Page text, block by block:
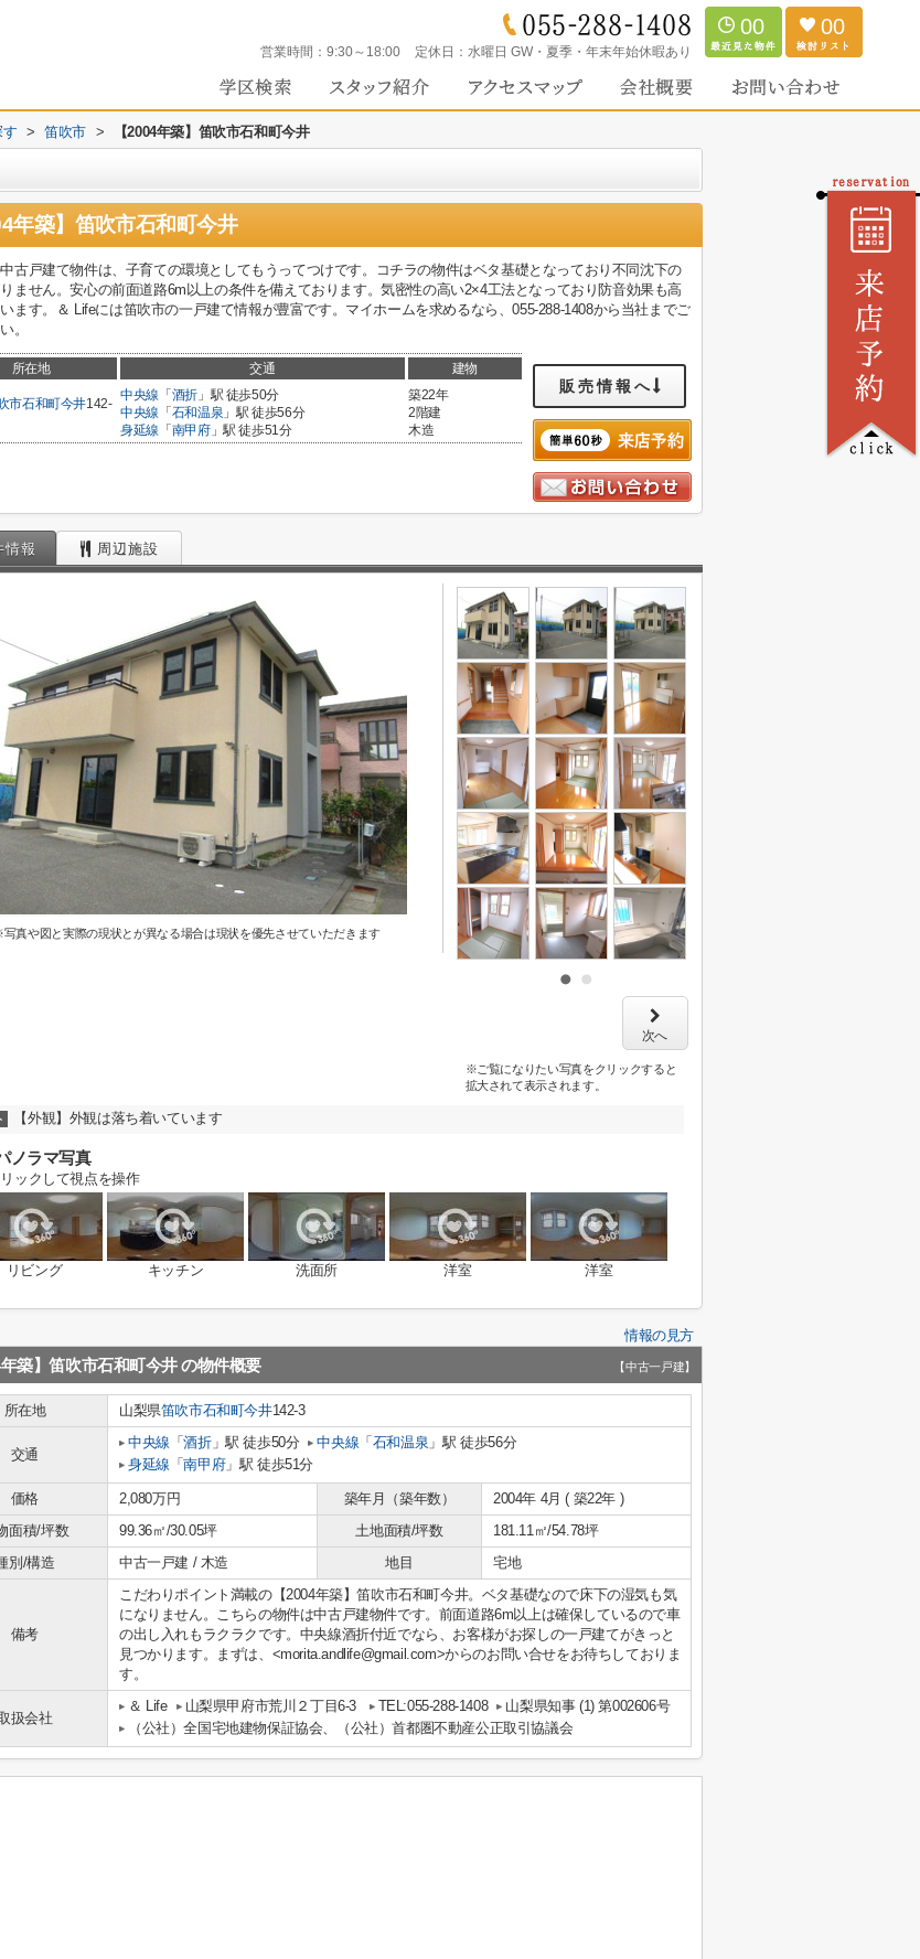
営業時間： 9:30～18:00 定休日： 水曜日 GW・夏季・年末年始休暇あり
00 00
す > 笛吹市 > 【2004年築】笛吹市石和町今井
年築】笛吹市石和町今井
古戸建て物件は、子育ての環境としてもうってつけです。コチラの物件はベタ基礎となっており不同沈下の
ません。安心の前面道路6m以上の条件を備えております。気密性の高い2×4工法となっており防音効果も高
ます。＆ Lifeには笛吹市の一戸建て情報が豊富です。マイホームを求めるなら、055-288-1408から当社までご
。
所在地 交通 建物
市石和町今井142-
中央線 「 酒折」駅 徒歩50分
中央線 「 石和温泉 」駅 徒歩56分
身延線 「 南甲府」駅 徒歩51分
築22年
2階建
木造
販売情報へ
情報 周辺施設
真や図と実際の現状とが異なる場合は現状を優先させていただきます
次へ
※ご覧になりたい写真をクリックすると
拡大されて表示されます。
【外観】外観は落ち着いています
ノラマ写真
ックして視点を操作
リビング キッチン 洗面所 洋室 洋室
情報の見方
年築】笛吹市石和町今井の物件概要 【中古一戸建】
所在地 山梨県笛吹市石和町今井142-3
交通
中央線 「酒折」駅 徒歩50分 中央線 「 石和温泉 」駅 徒歩56分
身延線 「南甲府」駅 徒歩51分
価格 2,080万円 築年月（築年数）
2004年 4月 ( 築22年 )
面積/坪数
99.36㎡/30.05坪 土地面積/坪数
181.11㎡/54.78坪
別/構造
中古一戸建 / 木造 地目 宅地
備考
こだわりポイント満載の【2004年築】笛吹市石和町今井。ベタ基礎なので床下の湿気も気
になりません。こちらの物件は中古戸建物件です。前面道路6m以上は確保しているので車
の出し入れもラクラクです。中央線酒折付近でなら、お客様がお探しの一戸建てがきっと
見つかります。まずは、<morita.andlife@gmail.com>からのお問い合せをお待ちしておりま
す。
扱会社
＆ Life 山梨県甲府市荒川２丁目6-3 TEL:055-288-1408
山梨県知事 (1) 第002606号
（公社）全国宅地建物保証協会、（公社）首都圏不動産公正取引協議会